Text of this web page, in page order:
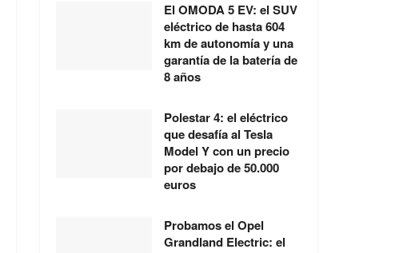
El OMODA 5 EV: el SUV
eléctrico de hasta 604
km de autonomía y una
garantía de la batería de
8 años
Polestar 4: el eléctrico
que desafía al Tesla
Model Y con un precio
por debajo de 50.000
euros
Probamos el Opel
Grandland Electric: el